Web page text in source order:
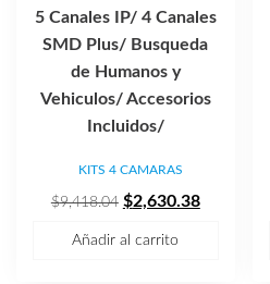
5 Canales IP/ 4 Canales
SMD Plus/ Busqueda
de Humanos y
Vehiculos/ Accesorios
Incluidos/
KITS 4 CAMARAS
$9,418.04 El
$2,630.38El
Añadir al carrito